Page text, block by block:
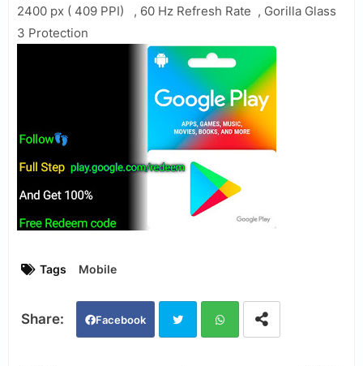
2400 px ( 409 PPI) , 60 Hz Refresh Rate , Gorilla Glass
3 Protection
Tags Mobile
Facebook